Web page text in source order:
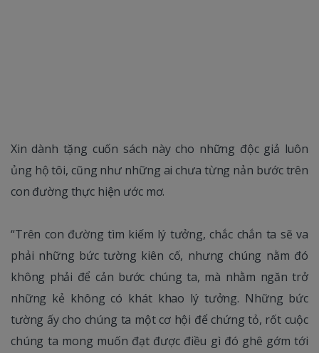
Xin dành tặng cuốn sách này cho những độc giả luôn
ủng hộ tôi, cũng như những ai chưa từng nản bước trên
con đường thực hiện ước mơ.
“Trên con đường tìm kiếm lý tưởng, chắc chắn ta sẽ va
phải những bức tường kiên cố, nhưng chúng nằm đó
không phải để cản bước chúng ta, mà nhằm ngăn trở
những kẻ không có khát khao lý tưởng. Những bức
tường ấy cho chúng ta một cơ hội để chứng tỏ, rốt cuộc
chúng ta mong muốn đạt được điều gì đó ghê gớm tới